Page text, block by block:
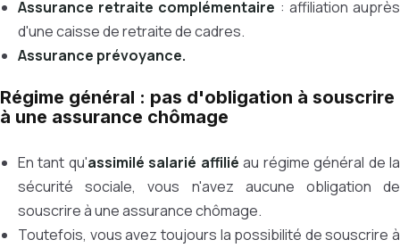
Assurance retraite complémentaire : affiliation auprès
d'une caisse de retraite de cadres.
Assurance prévoyance.
Régime général : pas d'obligation à souscrire
à une assurance chômage
En tant qu'assimilé salarié affilié au régime général de la
sécurité sociale, vous n'avez aucune obligation de
souscrire à une assurance chômage.
Toutefois, vous avez toujours la possibilité de souscrire à